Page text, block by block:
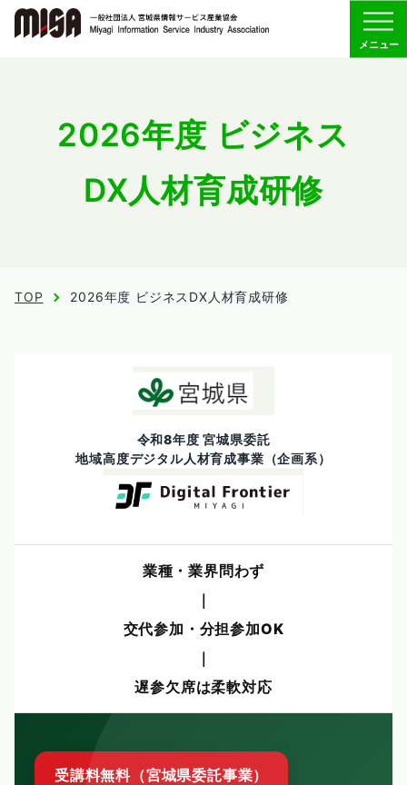
Menu
入会案内
委員会活動
2026年度 ビジネス
DX人材育成研修
TOP 2026年度 ビジネスDX人材育成研修
令和8年度 宮城県委託
地域高度デジタル人材育成事業（企画系）
業種・業界問わず
｜
交代参加・分担参加OK
｜
遅参欠席は柔軟対応
受講料無料（宮城県委託事業）